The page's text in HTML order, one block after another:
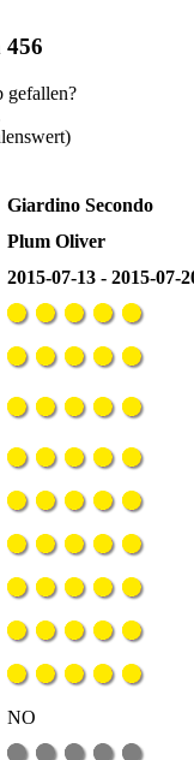
gefallen?
Giardino Secondo
Plum Oliver
2015-07-13 - 2015-07-
NO